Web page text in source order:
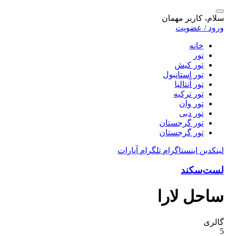
سلام، کاربر مهمان
ورود / عضویت
خانه
تور
تور کیش
تور استانبول
تور آنتالیا
تور ترکیه
تور وان
تور دبی
تور گرجستان
تور گرجستان
لینکدین اینستاگرام تلگرام آپارات
لست‌سکند
ساحل لارا
گالری
5